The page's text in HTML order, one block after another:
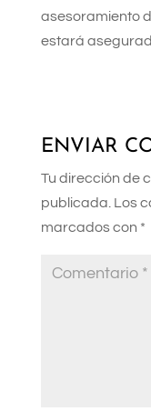
asesoramiento
estará
ENVIAR
Tu dirección de
publicada. Los
marcados con *